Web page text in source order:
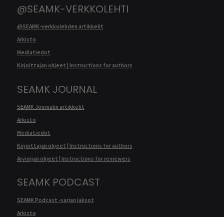
@SEAMK-VERKKOLEHTI
@SEAMK-verkkolehden artikkelit
Arkisto
Mediatiedot
Kirjoittajan ohjeet | Instructions for authors
SEAMK JOURNAL
SEAMK Journalin artikkelit
Arkisto
Mediatiedot
Kirjoittajan ohjeet | Instructions for authors
Arvioijan ohjeet | Instructions for reviewers
SEAMK PODCAST
SEAMK Podcast -sarjan jaksot
Arkisto